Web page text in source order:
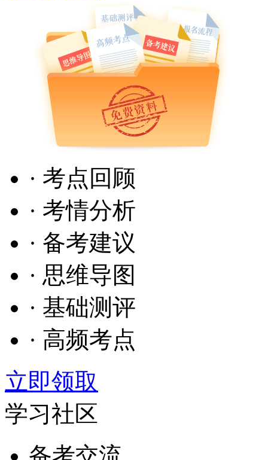
· 考点回顾
· 考情分析
· 备考建议
· 思维导图
· 基础测评
· 高频考点
立即领取
学习社区